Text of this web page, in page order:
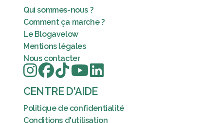
Qui sommes-nous ?
Comment ça marche ?
Le Blogavelow
Mentions légales
Nous contacter
CENTRE D'AIDE
Politique de confidentialité
Conditions d'utilisation